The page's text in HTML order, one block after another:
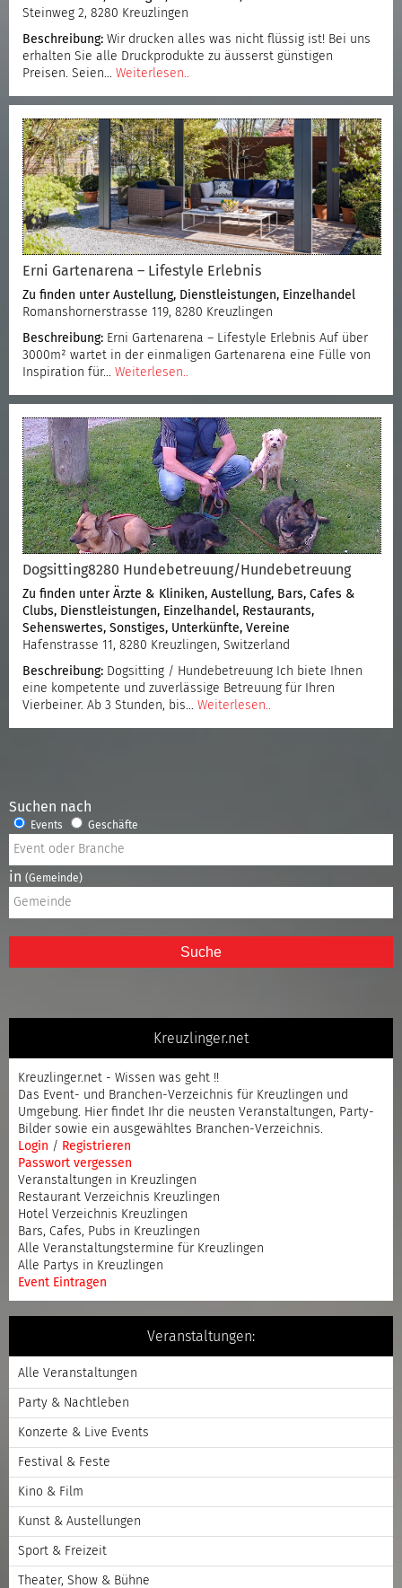
Steinweg 2, 8280 Kreuzlingen
Beschreibung: Wir drucken alles was nicht flüssig ist! Bei uns
erhalten Sie alle Druckprodukte zu äusserst günstigen
Preisen. Seien… Weiterlesen..
Erni Gartenarena – Lifestyle Erlebnis
Zu finden unter Austellung, Dienstleistungen, Einzelhandel
Romanshornerstrasse 119, 8280 Kreuzlingen
Beschreibung: Erni Gartenarena – Lifestyle Erlebnis Auf über
3000m² wartet in der einmaligen Gartenarena eine Fülle von
Inspiration für… Weiterlesen..
Dogsitting8280 Hundebetreuung/Hundebetreuung
Zu finden unter Ärzte & Kliniken, Austellung, Bars, Cafes &
Clubs, Dienstleistungen, Einzelhandel, Restaurants,
Sehenswertes, Sonstiges, Unterkünfte, Vereine
Hafenstrasse 11, 8280 Kreuzlingen, Switzerland
Beschreibung: Dogsitting / Hundebetreuung Ich biete Ihnen
eine kompetente und zuverlässige Betreuung für Ihren
Vierbeiner. Ab 3 Stunden, bis… Weiterlesen..
Suchen nach
Events Geschäfte
in (Gemeinde)
Suche
Kreuzlinger.net
Kreuzlinger.net - Wissen was geht !!
Das Event- und Branchen-Verzeichnis für Kreuzlingen und
Umgebung. Hier findet Ihr die neusten Veranstaltungen, Party-
Bilder sowie ein ausgewähltes Branchen-Verzeichnis.
Login / Registrieren
Passwort vergessen
Veranstaltungen in Kreuzlingen
Restaurant Verzeichnis Kreuzlingen
Hotel Verzeichnis Kreuzlingen
Bars, Cafes, Pubs in Kreuzlingen
Alle Veranstaltungstermine für Kreuzlingen
Alle Partys in Kreuzlingen
Event Eintragen
Veranstaltungen:
Alle Veranstaltungen
Party & Nachtleben
Konzerte & Live Events
Festival & Feste
Kino & Film
Kunst & Austellungen
Sport & Freizeit
Theater, Show & Bühne